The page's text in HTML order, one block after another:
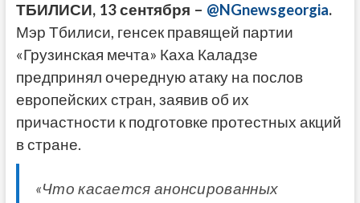
ТБИЛИСИ, 13 сентября – @NGnewsgeorgia.
Мэр Тбилиси, генсек правящей партии
«Грузинская мечта» Каха Каладзе
предпринял очередную атаку на послов
европейских стран, заявив об их
причастности к подготовке протестных акций
в стране.
«Что касается анонсированных